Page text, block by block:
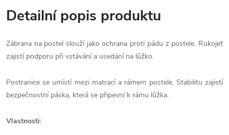
Detailní popis produktu
Zábrana na postel slouží jako ochrana proti pádu z postele. Rukojeť
zajistí podporu při vstávání a usedání na lůžko.
Postranice se umístí mezi matrací a rámem postele. Stabilitu zajistí
bezpečnostní páska, která se připevní k rámu lůžka.
Vlastnosti: